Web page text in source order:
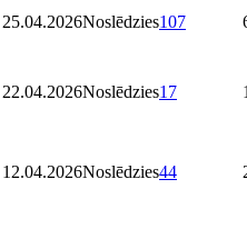
25.04.2026Noslēdzies107
22.04.2026Noslēdzies17
12.04.2026Noslēdzies44